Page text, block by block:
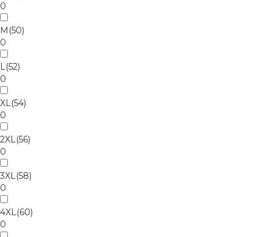
0
M(50)
0
L(52)
0
XL(54)
0
2XL(56)
0
3XL(58)
0
4XL(60)
0